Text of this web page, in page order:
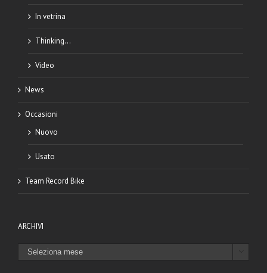
In vetrina
Thinking…
Video
News
Occasioni
Nuovo
Usato
Team Record Bike
ARCHIVI
ARCHIVI